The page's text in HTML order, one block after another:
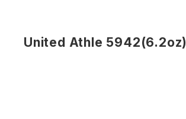
United Athle 5942(6.2oz)